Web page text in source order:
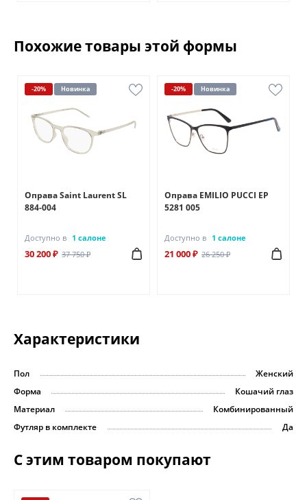
Похожие товары этой формы
-20% Новинка
Оправа Saint Laurent SL
884-004
Доступно в 1 салоне
30 200 ₽ 37 750 ₽
-20% Новинка
Оправа EMILIO PUCCI EP
5281 005
Доступно в 1 салоне
21 000 ₽ 26 250 ₽
Характеристики
Пол
Женский
Форма
Кошачий глаз
Материал
Комбинированный
Футляр в комплекте
Да
С этим товаром покупают